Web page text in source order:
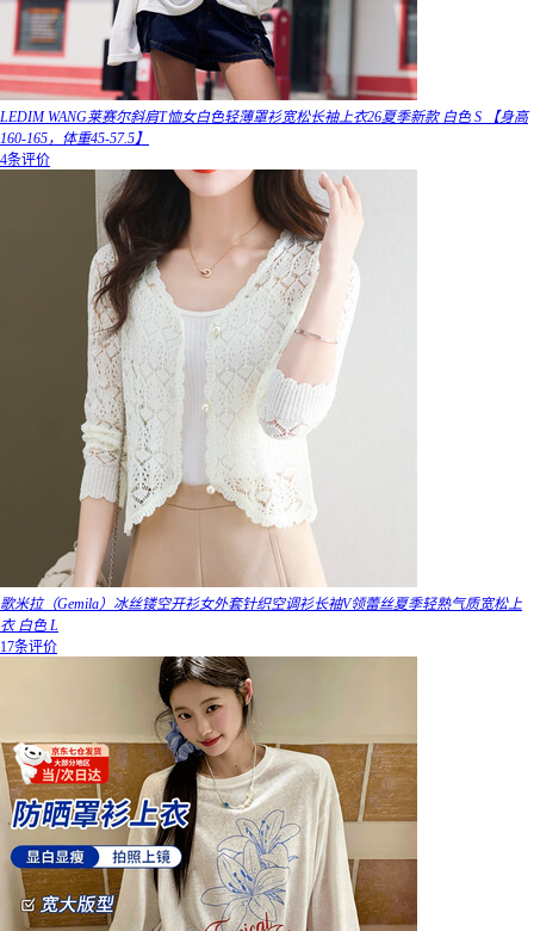
LEDIM WANG莱赛尔斜肩T恤女白色轻薄罩衫宽松长袖上衣26夏季新款 白色 S 【身高
160-165，体重45-57.5】
4条评价
歌米拉（Gemila）冰丝镂空开衫女外套针织空调衫长袖V领蕾丝夏季轻熟气质宽松上
衣 白色 L
17条评价